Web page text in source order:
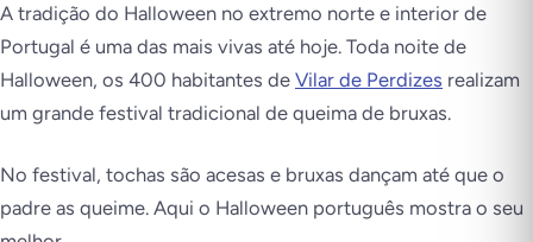
A tradição do Halloween no extremo norte e interior de
Portugal é uma das mais vivas até hoje. Toda noite de
Halloween, os 400 habitantes de Vilar de Perdizes realizam
um grande festival tradicional de queima de bruxas.
No festival, tochas são acesas e bruxas dançam até que o
padre as queime. Aqui o Halloween português mostra o seu